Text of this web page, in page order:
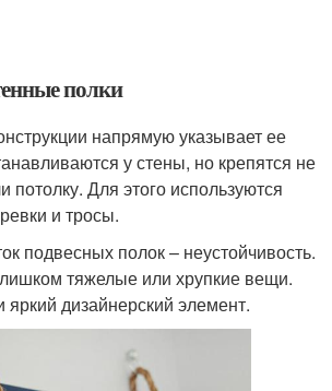
полки
напрямую указывает ее
у стены, но крепятся не
потолку. Для этого используются
и тросы.
подвесных полок – неустойчивость.
тяжелые или хрупкие вещи.
дизайнерский элемент.